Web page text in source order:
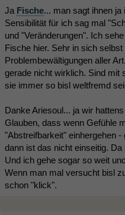
Ja Fische... man sagt ihnen
Sensibilität für ich sag mal
und "Veränderungen". Ich
Fische hier. Sehr in sich
Problembewältigungen aller
gerade nicht wirklich. Sind mit
sie immer so bisl weltfremd
Danke Ariesoul... ja wir
Glauben, dass wenn Gefühle
"Abstreifbarkeit" einhergehen
dann ist das nicht einseitig.
Und ich gehe sogar so weit
Wenn man mal versucht bisl
schon "klick".